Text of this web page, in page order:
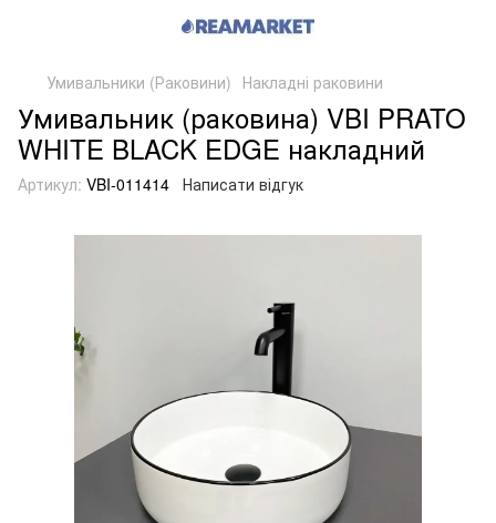
Умивальники (Раковини) Накладні раковини
Умивальник (раковина) VBI PRATO
WHITE BLACK EDGE накладний
Артикул: VBI-011414 Написати відгук